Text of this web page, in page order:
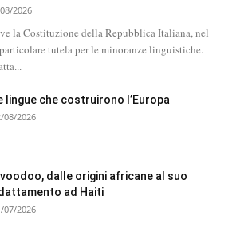
2026
la Costituzione della Repubblica Italiana, nel
particolare tutela per le minoranze linguistiche.
lingue che costruirono l’Europa
08/2026
voodoo, dalle origini africane al suo
ad Haiti
07/2026